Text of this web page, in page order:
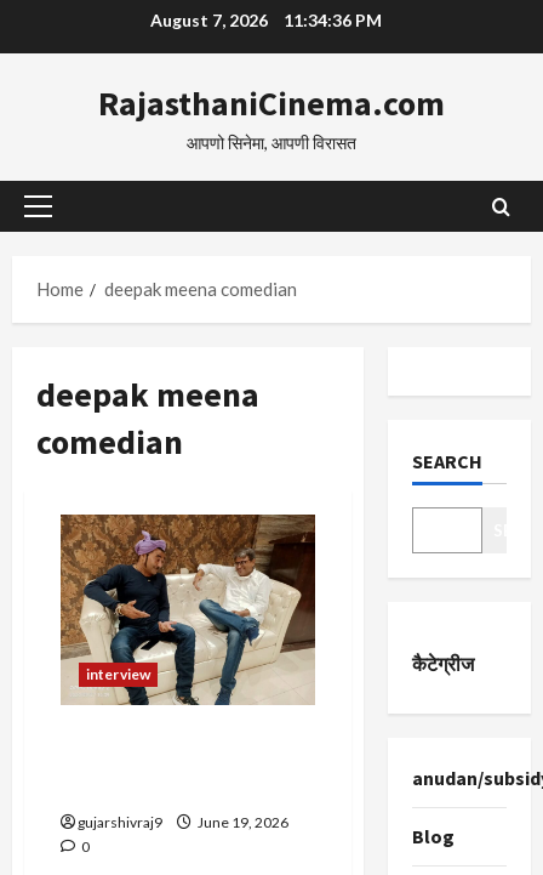
to
August 7, 2026 11:34:37 PM
RajasthaniCinema.com
आपणो सिनेमा, आपणी विरासत
Primary
Home
deepak meena comedian
deepak meena
comedian
interview
gujarshivraj9
June 19, 2026
0
SEARCH
कैटेग्रीज
anudan/
Blog